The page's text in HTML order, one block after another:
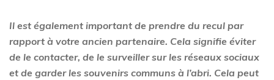
Il est également important de prendre du recul par
rapport à votre ancien partenaire. Cela signifie éviter
de le contacter, de le surveiller sur les réseaux sociaux
et de garder les souvenirs communs à l’abri. Cela peut